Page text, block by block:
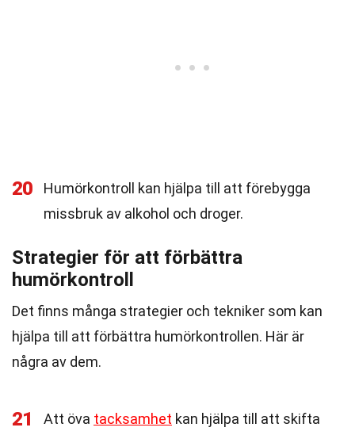
20
Humörkontroll kan hjälpa till att förebygga
missbruk av alkohol och droger.
Strategier för att förbättra
humörkontroll
Det finns många strategier och tekniker som kan
hjälpa till att förbättra humörkontrollen. Här är
några av dem.
21 Att öva tacksamhet kan hjälpa till att skifta